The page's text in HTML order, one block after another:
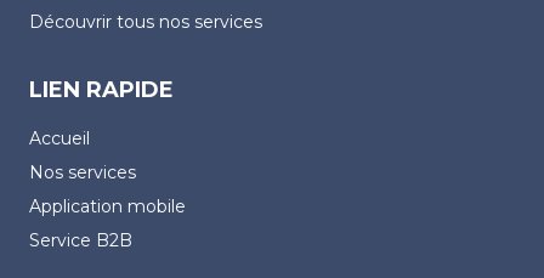
Découvrir tous nos services
LIEN RAPIDE
Accueil
Nos services
Application mobile
Service B2B